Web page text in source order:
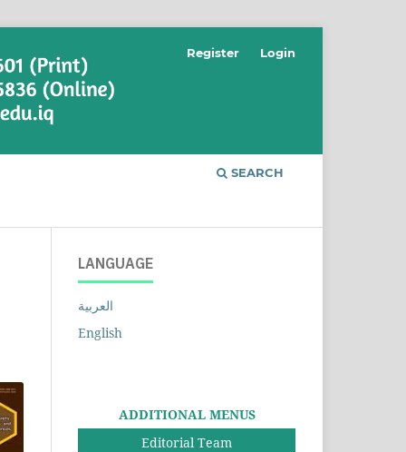
SEARCH
Register Login
LANGUAGE
العربية
English
ADDITIONAL MENUS
Editorial Team